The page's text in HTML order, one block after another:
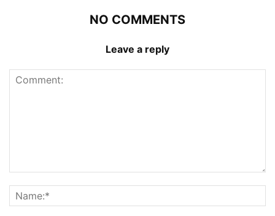
NO COMMENTS
Leave a reply